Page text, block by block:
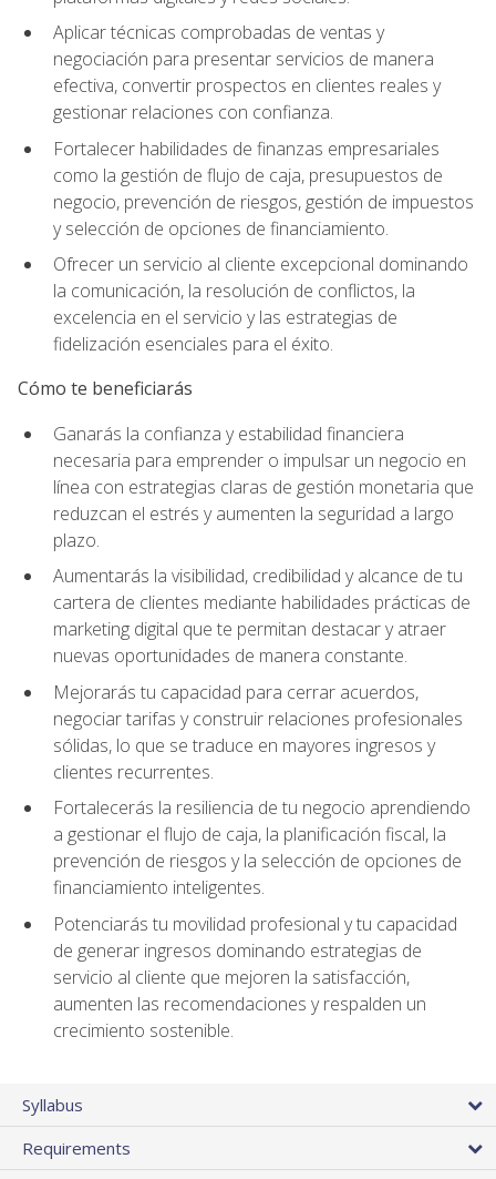
Aplicar técnicas comprobadas de ventas y
negociación para presentar servicios de manera
efectiva, convertir prospectos en clientes reales y
gestionar relaciones con confianza.
Fortalecer habilidades de finanzas empresariales
como la gestión de flujo de caja, presupuestos de
negocio, prevención de riesgos, gestión de impuestos
y selección de opciones de financiamiento.
Ofrecer un servicio al cliente excepcional dominando
la comunicación, la resolución de conflictos, la
excelencia en el servicio y las estrategias de
fidelización esenciales para el éxito.
Cómo te beneficiarás
Ganarás la confianza y estabilidad financiera
necesaria para emprender o impulsar un negocio en
línea con estrategias claras de gestión monetaria que
reduzcan el estrés y aumenten la seguridad a largo
plazo.
Aumentarás la visibilidad, credibilidad y alcance de tu
cartera de clientes mediante habilidades prácticas de
marketing digital que te permitan destacar y atraer
nuevas oportunidades de manera constante.
Mejorarás tu capacidad para cerrar acuerdos,
negociar tarifas y construir relaciones profesionales
sólidas, lo que se traduce en mayores ingresos y
clientes recurrentes.
Fortalecerás la resiliencia de tu negocio aprendiendo
a gestionar el flujo de caja, la planificación fiscal, la
prevención de riesgos y la selección de opciones de
financiamiento inteligentes.
Potenciarás tu movilidad profesional y tu capacidad
de generar ingresos dominando estrategias de
servicio al cliente que mejoren la satisfacción,
aumenten las recomendaciones y respalden un
crecimiento sostenible.
Syllabus
Requirements